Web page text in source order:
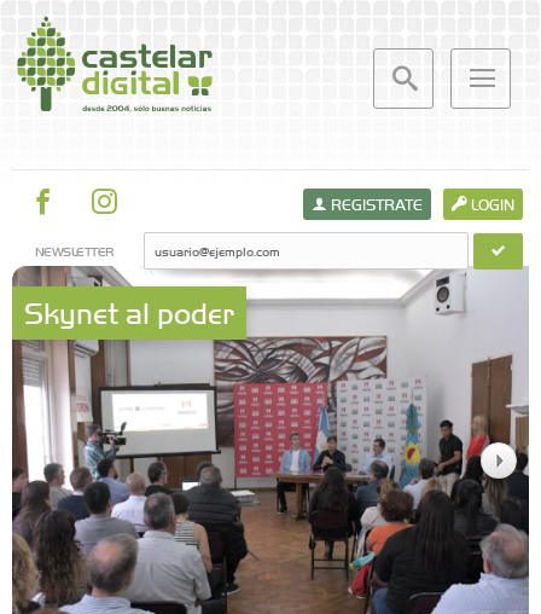
LOGIN
REGISTRATE
NEWSLETTER
Skynet al poder